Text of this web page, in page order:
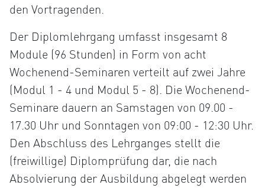
den Vortragenden.
Der Diplomlehrgang umfasst insgesamt 8
Module (96 Stunden) in Form von acht
Wochenend-Seminaren verteilt auf zwei Jahre
(Modul 1 - 4 und Modul 5 - 8). Die Wochenend-
Seminare dauern an Samstagen von 09.00 -
17.30 Uhr und Sonntagen von 09:00 - 12:30 Uhr.
Den Abschluss des Lehrganges stellt die
(freiwillige) Diplomprüfung dar, die nach
Absolvierung der Ausbildung abgelegt werden